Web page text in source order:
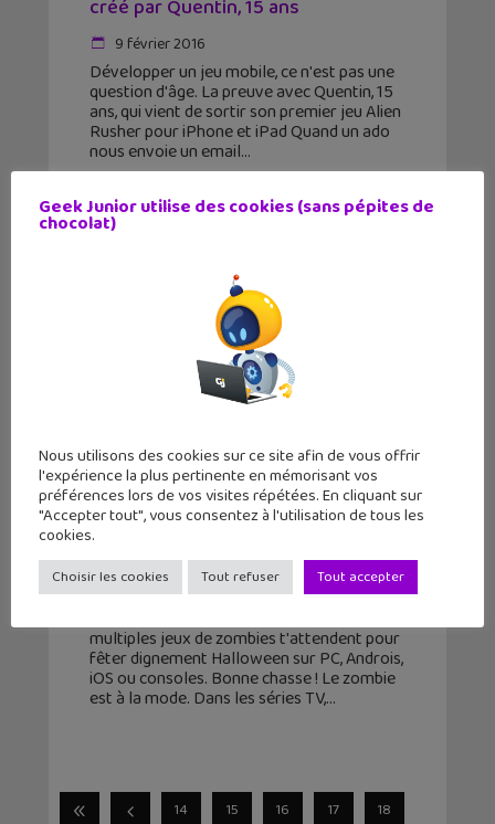
créé par Quentin, 15 ans
9 février 2016
Développer un jeu mobile, ce n'est pas une
question d'âge. La preuve avec Quentin, 15
ans, qui vient de sortir son premier jeu Alien
Rusher pour iPhone et iPad Quand un ado
nous envoie un email
Halloween : quels jeux pour chasser
les zombies ?
31 octobre 2015
multiples jeux de zombies t'attendent pour
fêter dignement Halloween sur PC, Androis,
iOS ou consoles. Bonne chasse ! Le zombie
est à la mode. Dans les séries TV,
14 15 16 17 18
Geek Junior utilise des cookies (sans pépites de
chocolat)
Nous utilisons des cookies sur ce site afin de vous offrir
l'expérience la plus pertinente en mémorisant vos
préférences lors de vos visites répétées. En cliquant sur
"Accepter tout", vous consentez à l'utilisation de tous les
cookies.
Choisir les cookies Tout refuser Tout accepter